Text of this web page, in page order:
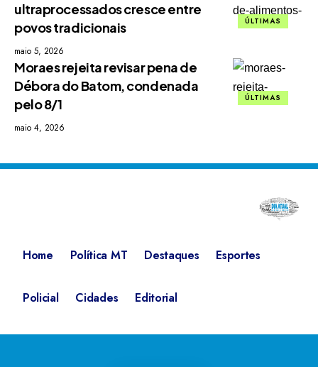
ÚLTIMAS
ultraprocessados cresce entre
povos tradicionais
maio 5, 2026
ÚLTIMAS
Moraes rejeita revisar pena de
Débora do Batom, condenada
pelo 8/1
maio 4, 2026
Home Política MT Destaques Esportes
Policial Cidades Editorial